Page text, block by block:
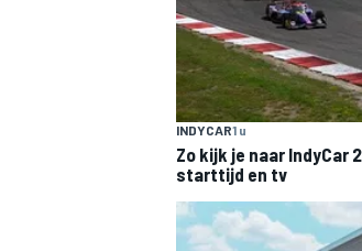
INDYCAR1 u
Zo kijk je naar IndyCar
starttijd en tv